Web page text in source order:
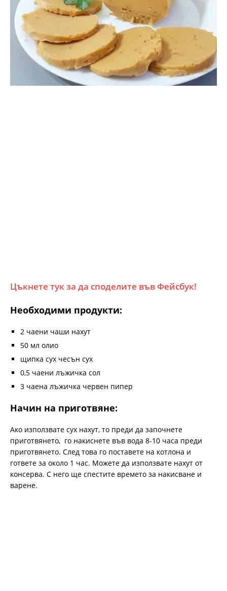
Цъкнете тук за да споделите във Фейсбук!
Необходими продукти:
2 чаени чаши нахут
50 мл олио
щипка сух чесън сух
0,5 чаени лъжичка сол
3 чаена лъжичка червен пипер
Начин на приготвяне:
Ако използвате сух нахут, то преди да започнете
приготвянето, го накиснете във вода 8-10 часа преди
приготвянето. След това го поставете на котлона и
гответе за около 1 час. Можете да използвате нахут от
консерва. С него ще спестите времето за накисване и
варене.